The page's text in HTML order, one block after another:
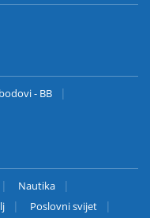
- BB
Nautika
Poslovni svijet